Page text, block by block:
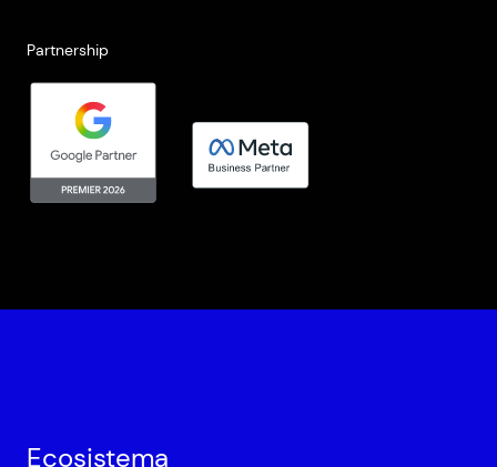
Partnership
Ecosistema